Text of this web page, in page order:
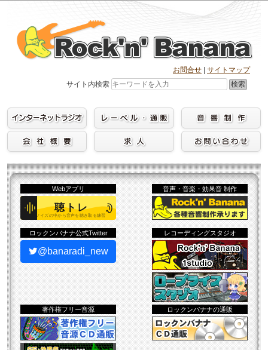
content
お問合せ
サイトマップ
サイト内検索
検索
Webアプリ 音声・音楽・効果音 制作
ロックンバナナ公式Twitter
@banaradi_new
レコーディングスタジオ
著作権フリー音源 ロックンバナナの通販